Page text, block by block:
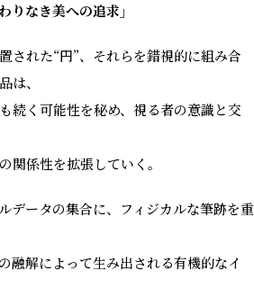
わりなき美への追求」
された“円”、それらを錯視的に組み合
は、
続く可能性を秘め、視る者の意識と交
関係性を拡張していく。
データの集合に、フィジカルな筆跡を重
融解によって生み出される有機的なイ